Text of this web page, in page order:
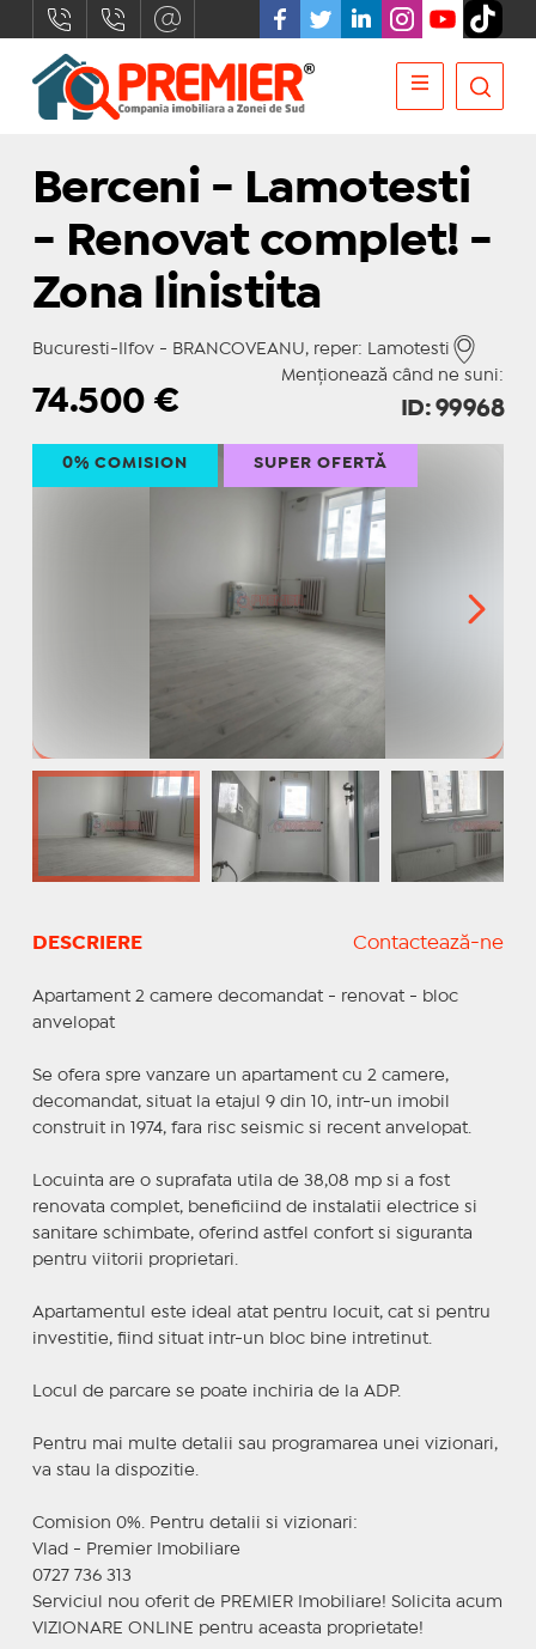
Berceni - Lamotesti
- Renovat complet! -
Zona linistita
Bucuresti-Ilfov - BRANCOVEANU, reper: Lamotesti
Menționează când ne suni:
74.500€ ID: 99968
0% COMISION SUPER OFERTĂ
DESCRIERE Contactează-ne
Apartament 2 camere decomandat - renovat - bloc
anvelopat
Se ofera spre vanzare un apartament cu 2 camere,
decomandat, situat la etajul 9 din 10, intr-un imobil
construit in 1974, fara risc seismic si recent anvelopat.
Locuinta are o suprafata utila de 38,08 mp si a fost
renovata complet, beneficiind de instalatii electrice si
sanitare schimbate, oferind astfel confort si siguranta
pentru viitorii proprietari.
Apartamentul este ideal atat pentru locuit, cat si pentru
investitie, fiind situat intr-un bloc bine intretinut.
Locul de parcare se poate inchiria de la ADP.
Pentru mai multe detalii sau programarea unei vizionari,
va stau la dispozitie.
Comision 0%. Pentru detalii si vizionari:
Vlad - Premier Imobiliare
0727 736 313
Serviciul nou oferit de PREMIER Imobiliare! Solicita acum
VIZIONARE ONLINE pentru aceasta proprietate!